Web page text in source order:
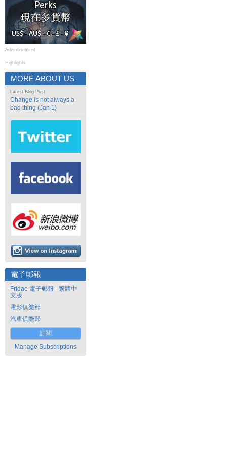
Advertisement
Highlights
MORE ABOUT US
Latest Blog Post
Change is not always a
bad thing (Jan 1)
電子郵報
Fridae 電子郵報 - 繁體中
文版
電影俱樂部
汽車俱樂部
訂閱
Manage Subscriptions